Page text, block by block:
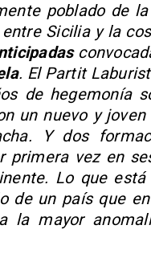
poblado de la
Sicilia y la
. El Partit
de hegemonía
un nuevo y
Y dos
primera vez en
Lo que
de un país que
la mayor